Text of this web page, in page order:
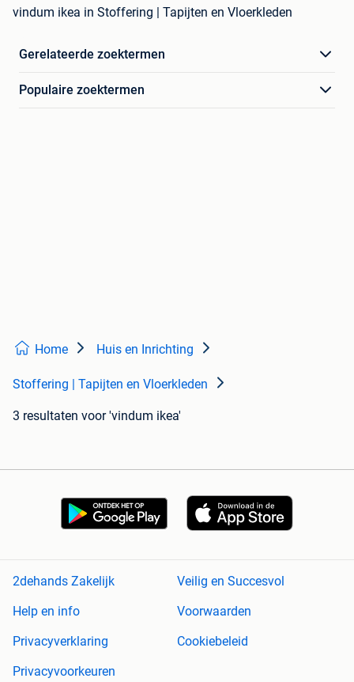
vindum ikea in Stoffering | Tapijten en Vloerkleden
Gerelateerde zoektermen
Populaire zoektermen
Home Huis en Inrichting
Stoffering | Tapijten en Vloerkleden
3 resultaten voor 'vindum ikea'
2dehands Zakelijk
Veilig en Succesvol
Help en info
Voorwaarden
Privacyverklaring
Cookiebeleid
Privacyvoorkeuren